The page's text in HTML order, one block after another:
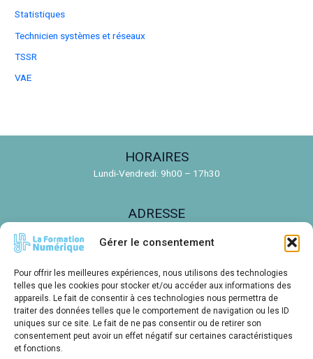
Gérer le consentement
Pour offrir les meilleures expériences, nous utilisons des technologies
telles que les cookies pour stocker et/ou accéder aux informations des
appareils. Le fait de consentir à ces technologies nous permettra de
traiter des données telles que le comportement de navigation ou les ID
uniques sur ce site. Le fait de ne pas consentir ou de retirer son
consentement peut avoir un effet négatif sur certaines caractéristiques
et fonctions.
Statistiques
Technicien systèmes et réseaux
TSSR
VAE
HORAIRES
Lundi-Vendredi: 9h00 – 17h30
ADRESSE
EMAIL
contact@ldnr.fr
TÉLÉPHONE
05 61 00 14 85